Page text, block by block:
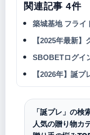
関連記事 4件
築城基地 フライ
【2025年最新
SBOBETログイ
【2026年】誕
「誕プレ」の検
人気の贈り物カ